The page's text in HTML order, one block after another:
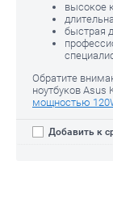
высокое
быстрая
Обратите
ноутбуков Asus
мощностью
Добавить к